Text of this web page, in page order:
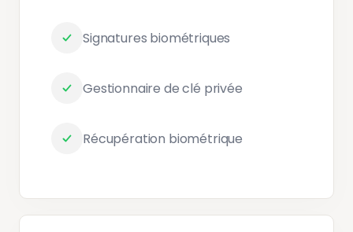
Signatures biométriques
Gestionnaire de clé privée
Récupération biométrique